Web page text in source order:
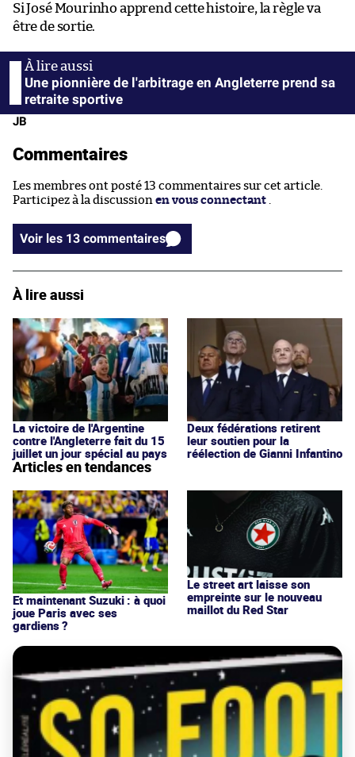
Si José Mourinho apprend cette histoire, la règle va
être de sortie.
Une pionnière de l'arbitrage en Angleterre prend sa
retraite sportive
JB
Commentaires
Les membres ont posté 13 commentaires sur cet article.
Participez à la discussion en vous connectant
Voir les 13 commentaires
À lire aussi
La victoire de l'Argentine
contre l'Angleterre fait du 15
juillet un jour spécial au pays
Deux fédérations retirent
leur soutien pour la
réélection de Gianni Infantino
Articles en tendances
Et maintenant Suzuki : à quoi
joue Paris avec ses
gardiens ?
Le street art laisse son
empreinte sur le nouveau
maillot du Red Star